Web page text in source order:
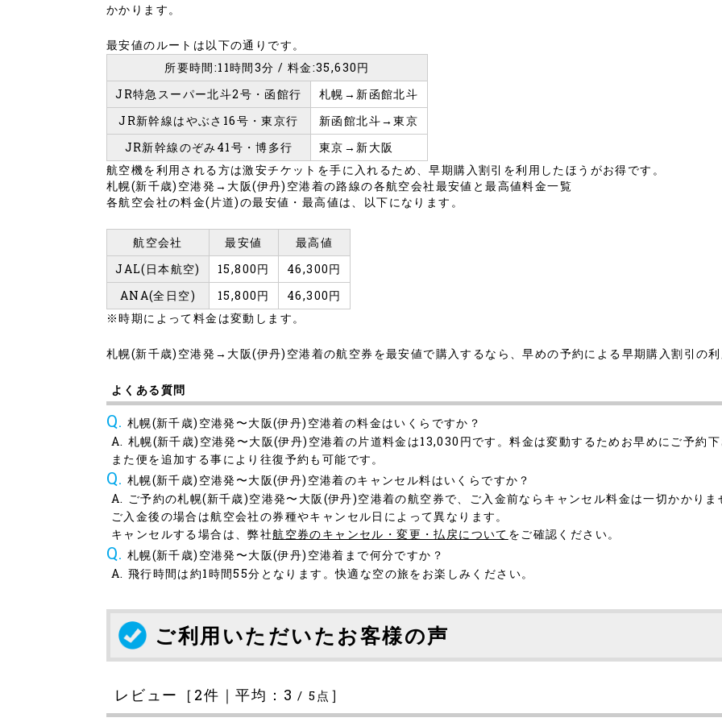
かかります。
最安値のルートは以下の通りです。
所要時間:11時間3分 / 料金:35,630円
JR特急スーパー北斗2号・函館行
札幌→新函館北斗
JR新幹線はやぶさ16号・東京行
新函館北斗→東京
JR新幹線のぞみ41号・博多行
東京→新大阪
航空機を利用される方は激安チケットを手に入れるため、早期購入割引を利用したほうがお得です。
札幌(新千歳)空港発→大阪(伊丹)空港着の路線の各航空会社最安値と最高値料金一覧
各航空会社の料金(片道)の最安値・最高値は、以下になります。
航空会社 最安値
最高値
JAL(日本航空)
15,800円
46,300円
ANA(全日空)
15,800円
46,300円
※時期によって料金は変動します。
札幌(新千歳)空港発→大阪(伊丹)空港着の航空券を最安値で購入するなら、早めの予約による早期購入割引の利
よくある質問
札幌(新千歳)空港発〜大阪(伊丹)空港着の料金はいくらですか？
札幌(新千歳)空港発〜大阪(伊丹)空港着の片道料金は13,030円です。料金は変動するためお早めにご予約下
また便を追加する事により往復予約も可能です。
札幌(新千歳)空港発〜大阪(伊丹)空港着のキャンセル料はいくらですか？
ご予約の札幌(新千歳)空港発〜大阪(伊丹)空港着の航空券で、ご入金前ならキャンセル料金は一切かかりま
ご入金後の場合は航空会社の券種やキャンセル日によって異なります。
キャンセルする場合は、弊社航空券のキャンセル・変更・払戻について をご確認ください。
札幌(新千歳)空港発〜大阪(伊丹)空港着まで何分ですか？
飛行時間は約1時間55分となります。快適な空の旅をお楽しみください。
ご利用いただいたお客様の声
レビュー［ 2件｜平均： 3 /5 点 ］